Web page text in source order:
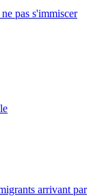
pas s'immiscer
arrivant par